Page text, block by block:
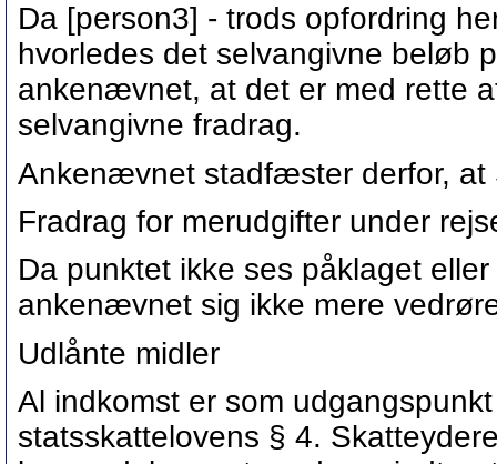
Da [person3] - trods opfordring
hvorledes det selvangivne beløb
ankenævnet, at det er med rette
selvangivne fradrag.
Ankenævnet stadfæster derfor, at
Fradrag for merudgifter under
Da punktet ikke ses påklaget
ankenævnet sig ikke mere
Udlånte midler
Al indkomst er som
statsskattelovens § 4.